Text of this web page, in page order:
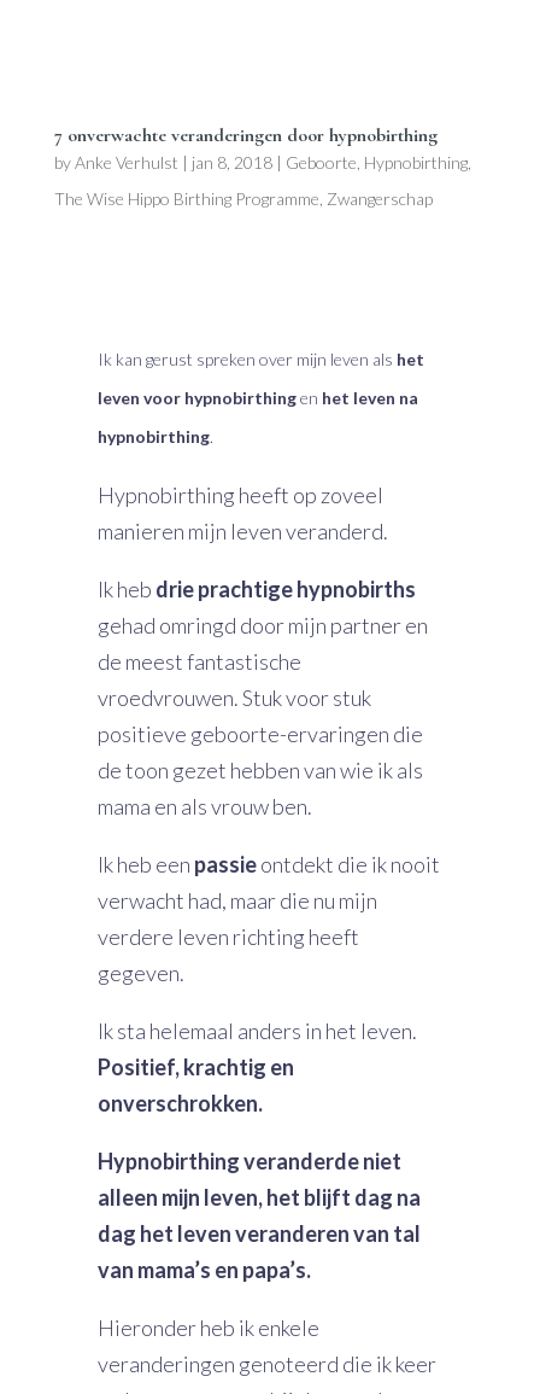
7 onverwachte veranderingen door hypnobirthing
byAnke Verhulst | jan 8, 2018| Geboorte Hypnobirthing,
The Wise Hippo Birthing Programme Zwangerschap
Ik kan gerust spreken over mijn leven als het
leven voor hypnobirthingen het leven na
hypnobirthing.
Hypnobirthing heeft op zoveel
manieren mijn leven veranderd.
Ik heb drie prachtige hypnobirths
gehad omringd door mijn partner en
de meest fantastische
vroedvrouwen. Stuk voor stuk
positieve geboorte-ervaringen die
de toon gezet hebben van wie ik als
mama en als vrouw ben.
Ik heb een passieontdekt die ik nooit
verwacht had, maar die nu mijn
verdere leven richting heeft
gegeven.
Ik sta helemaal anders in het leven.
Positief, krachtig en
onverschrokken.
Hypnobirthing veranderde niet
alleen mijn leven, het blijft dag na
dag het leven veranderen van tal
van mama’s en papa’s.
Hieronder heb ik enkele
veranderingen genoteerd die ik keer